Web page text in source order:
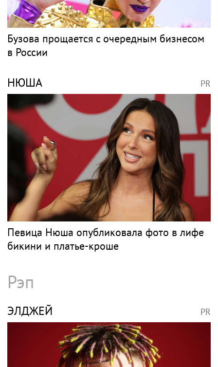
Вдова лидера Nirvana Кортни Лав
пыталась забрать все материалы дела
Кобейна
Поп
БУЗОВА
Бузова прощается c очередным бизнесом